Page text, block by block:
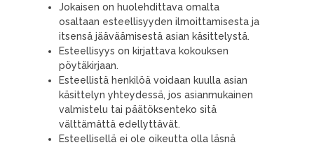
Jokaisen on huolehdittava omalta
osaltaan esteellisyyden ilmoittamisesta ja
itsensä jääväämisestä asian käsittelystä.
Esteellisyys on kirjattava kokouksen
pöytäkirjaan.
Esteellistä henkilöä voidaan kuulla asian
käsittelyn yhteydessä, jos asianmukainen
valmistelu tai päätöksenteko sitä
välttämättä edellyttävät.
Esteellisellä ei ole oikeutta olla läsnä